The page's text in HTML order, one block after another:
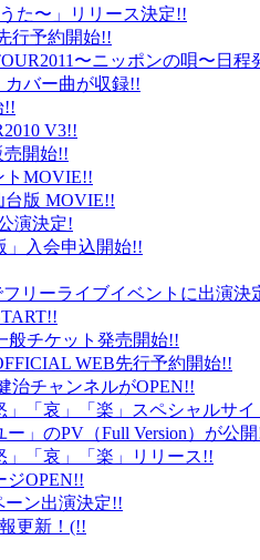
た〜」リリース決定!!
行予約開始!!
〜ニッポンの唄〜日程
バー曲が収録!!
!!
V3!!
売開始!!
トMOVIE!!
台版 MOVIE!!
演決定!
」入会申込開始!!
フリーライブイベントに出演決
般チケット発売開始!!
WEB先行予約開始!!
治チャンネルがOPEN!!
「哀」「楽」スペシャルサイ
」のPV（Full Version）が公
」「哀」「楽」リリース!!
ジOPEN!!
ーン出演決定!!
更新！(!!